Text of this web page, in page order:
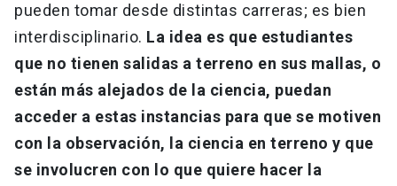
pueden tomar desde distintas carreras; es bien
interdisciplinario. La idea es que estudiantes
que no tienen salidas a terreno en sus mallas, o
están más alejados de la ciencia, puedan
acceder a estas instancias para que se motiven
con la observación, la ciencia en terreno y que
se involucren con lo que quiere hacer la